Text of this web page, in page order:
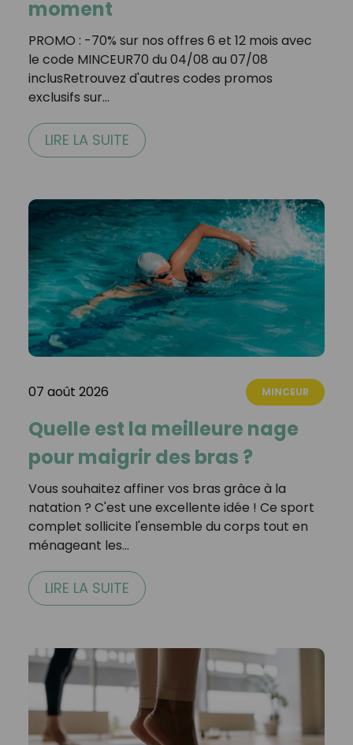
moment
PROMO : -70% sur nos offres 6 et 12 mois avec
le code MINCEUR70 du 04/08 au 07/08
inclusRetrouvez d'autres codes promos
exclusifs sur…
LIRE LA SUITE
07 août 2026 MINCEUR
Quelle est la meilleure nage
pour maigrir des bras ?
Vous souhaitez affiner vos bras grâce à la
natation ? C'est une excellente idée ! Ce sport
complet sollicite l'ensemble du corps tout en
ménageant les…
LIRE LA SUITE